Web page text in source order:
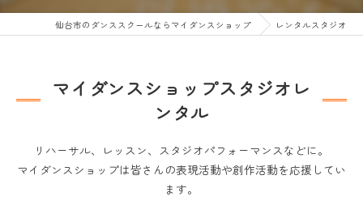
仙台市のダンススクールならマイダンスショップ レンタルスタジオ
マイダンスショップスタジオレ
ンタル
リハーサル、レッスン、スタジオパフォーマンスなどに。
マイダンスショップは皆さんの表現活動や創作活動を応援してい
ます。